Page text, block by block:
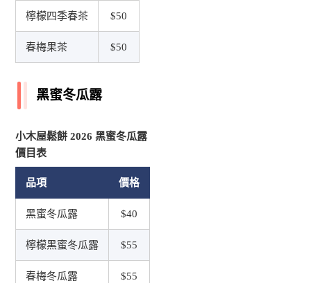
檸檬四季春茶 $50
春梅果茶 $50
黑蜜冬瓜露
小木屋鬆餅 2026 黑蜜冬瓜露
價目表
品項 價格
黑蜜冬瓜露 $40
檸檬黑蜜冬瓜露 $55
春梅冬瓜露 $55